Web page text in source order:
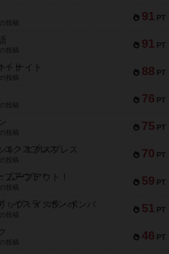
91 PT
投稿
91 PT
投稿
88 PT
・ナイト
投稿
76 PT
投稿
75 PT
投稿
70 PT
ト・エクスプレス
投稿
59 PT
ムーブアウト！
投稿
51 PT
ップ：イスラ・ボンバ
投稿
46 PT
投稿